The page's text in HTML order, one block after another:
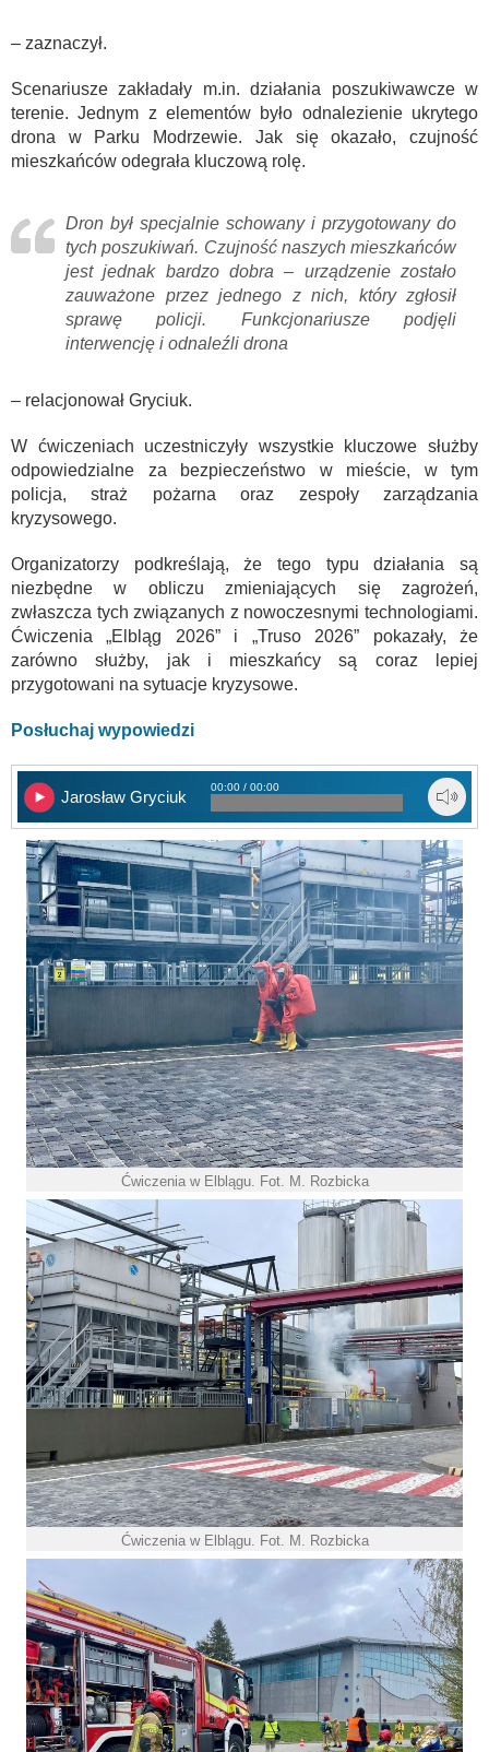
– zaznaczył.
Scenariusze zakładały m.in. działania poszukiwawcze w
terenie. Jednym z elementów było odnalezienie ukrytego
drona w Parku Modrzewie. Jak się okazało, czujność
mieszkańców odegrała kluczową rolę.
Dron był specjalnie schowany i przygotowany do
tych poszukiwań. Czujność naszych mieszkańców
jest jednak bardzo dobra – urządzenie zostało
zauważone przez jednego z nich, który zgłosił
sprawę policji. Funkcjonariusze podjęli
interwencję i odnaleźli drona
– relacjonował Gryciuk.
W ćwiczeniach uczestniczyły wszystkie kluczowe służby
odpowiedzialne za bezpieczeństwo w mieście, w tym
policja, straż pożarna oraz zespoły zarządzania
kryzysowego.
Organizatorzy podkreślają, że tego typu działania są
niezbędne w obliczu zmieniających się zagrożeń,
zwłaszcza tych związanych z nowoczesnymi technologiami.
Ćwiczenia „Elbląg 2026” i „Truso 2026” pokazały, że
zarówno służby, jak i mieszkańcy są coraz lepiej
przygotowani na sytuacje kryzysowe.
Posłuchaj wypowiedzi
Jarosław Gryciuk
00:00 / 00:00
Ćwiczenia w Elblągu. Fot. M. Rozbicka
Ćwiczenia w Elblągu. Fot. M. Rozbicka